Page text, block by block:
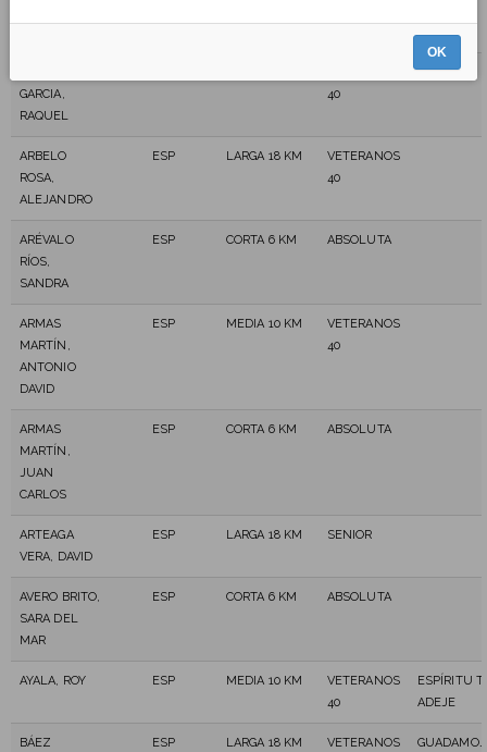
GARCIA,
RAQUEL
40
ARBELO
ROSA,
ALEJANDRO
ESP LARGA 18 KM
VETERANOS
40
ARÉVALO
RÍOS,
SANDRA
ESP CORTA 6 KM ABSOLUTA
ARMAS
MARTÍN,
ANTONIO
DAVID
ESP MEDIA 10 KM
VETERANOS
40
ARMAS
MARTÍN,
JUAN
CARLOS
ESP CORTA 6 KM ABSOLUTA
ARTEAGA
VERA, DAVID
ESP LARGA 18 KM SENIOR
AVERO BRITO,
SARA DEL
MAR
ESP CORTA 6 KM ABSOLUTA
AYALA, ROY ESP MEDIA 10 KM
VETERANOS
40
ESPÍRITU
ADEJE
BÁEZ
ESP LARGA 18 KM
VETERANOS
OK